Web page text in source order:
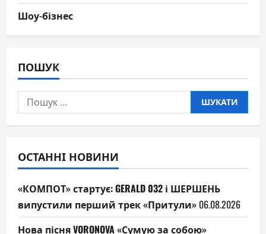
Шоу-бізнес
ПОШУК
Пошук:
ОСТАННІ НОВИНИ
«КОМПОТ» стартує: GERALD 032 і ШЕРШЕНЬ
випустили перший трек «Притули» 06.08.2026
Нова пісня VORONOVA «Сумую за собою»